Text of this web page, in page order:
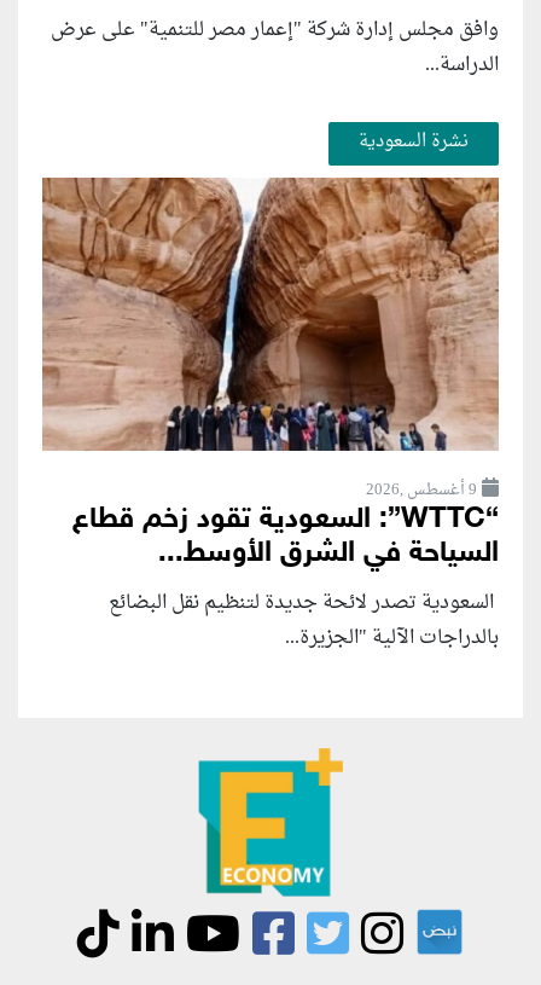
وافق مجلس إدارة شركة "إعمار مصر للتنمية" على عرض
الدراسة...
نشرة السعودية
9 أغسطس ,2026
“WTTC”: السعودية تقود زخم قطاع
السياحة في الشرق الأوسط...
السعودية تصدر لائحة جديدة لتنظيم نقل البضائع
بالدراجات الآلية "الجزيرة...